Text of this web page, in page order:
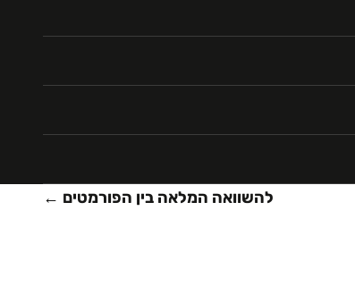
להשוואה המלאה בין הפורמטים ←